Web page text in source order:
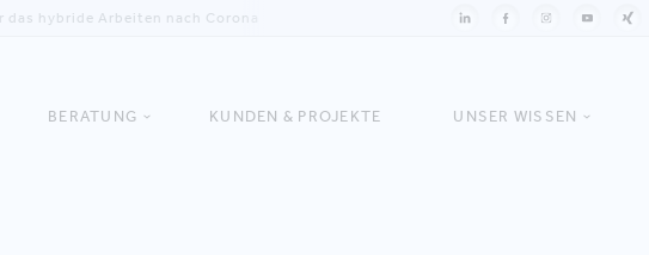
hybride Arbeiten nach Corona
BERATUNG KUNDEN & PROJEKTE UNSER WISSEN